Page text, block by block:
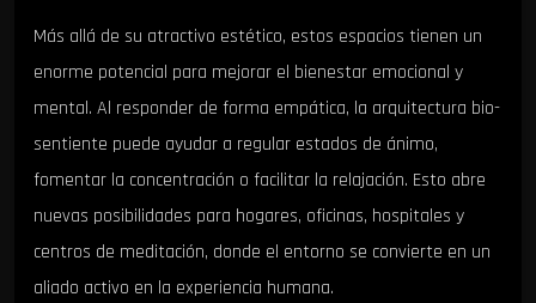
Más allá de su atractivo estético, estos espacios tienen un
enorme potencial para mejorar el bienestar emocional y
mental. Al responder de forma empática, la arquitectura bio-
sentiente puede ayudar a regular estados de ánimo,
fomentar la concentración o facilitar la relajación. Esto abre
nuevas posibilidades para hogares, oficinas, hospitales y
centros de meditación, donde el entorno se convierte en un
aliado activo en la experiencia humana.